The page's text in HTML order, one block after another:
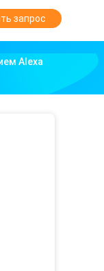
запрос
Alexa